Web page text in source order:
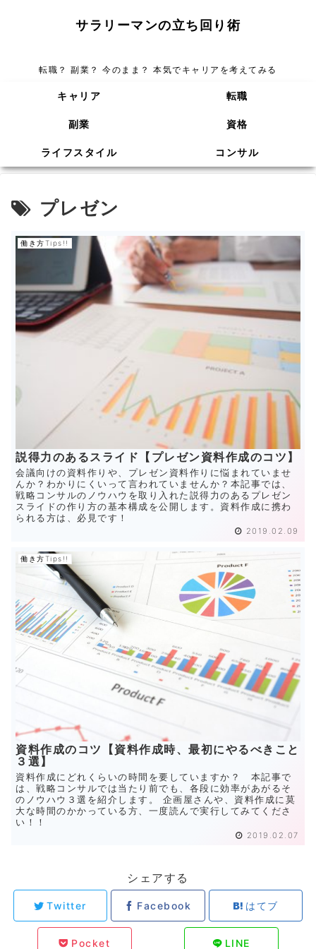
サラリーマンの立ち回り術
転職？ 副業？ 今のまま？ 本気でキャリアを考えてみる
キャリア 転職
副業 資格
ライフスタイル コンサル
プレゼン
働き方Tips!!
説得力のあるスライド【プレゼン資料作成のコツ】
会議向けの資料作りや、プレゼン資料作りに悩まれていませ
んか？わかりにくいって言われていませんか？本記事では、
戦略コンサルのノウハウを取り入れた説得力のあるプレゼン
スライドの作り方の基本構成を公開します。資料作成に携わ
られる方は、必見です！
2019.02.09
働き方Tips!!
資料作成のコツ【資料作成時、最初にやるべきこと
３選】
資料作成にどれくらいの時間を要していますか？ 本記事で
は、戦略コンサルでは当たり前でも、各段に効率があがるそ
のノウハウ３選を紹介します。 企画屋さんや、資料作成に莫
大な時間のかかっている方、一度読んで実行してみてくださ
い！！
2019.02.07
シェアする
Twitter Facebook はてブ
Pocket LINE